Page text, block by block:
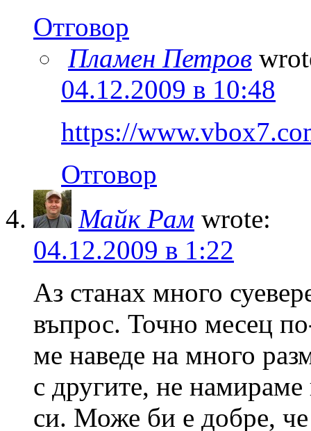
Отговор
Пламен Петров
04.12.2009 в 10:48
https://
Отговор
Майк Рам wrote:
04.12.2009 в 1:22
Аз станах много
въпрос. Точно месец
ме наведе на много
с другите, не
си. Може би е добре,